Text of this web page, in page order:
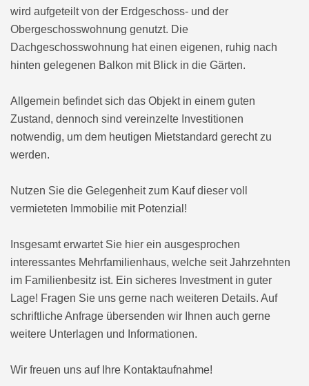
wird aufgeteilt von der Erdgeschoss- und der
Obergeschosswohnung genutzt. Die
Dachgeschosswohnung hat einen eigenen, ruhig nach
hinten gelegenen Balkon mit Blick in die Gärten.
Allgemein befindet sich das Objekt in einem guten
Zustand, dennoch sind vereinzelte Investitionen
notwendig, um dem heutigen Mietstandard gerecht zu
werden.
Nutzen Sie die Gelegenheit zum Kauf dieser voll
vermieteten Immobilie mit Potenzial!
Insgesamt erwartet Sie hier ein ausgesprochen
interessantes Mehrfamilienhaus, welche seit Jahrzehnten
im Familienbesitz ist. Ein sicheres Investment in guter
Lage! Fragen Sie uns gerne nach weiteren Details. Auf
schriftliche Anfrage übersenden wir Ihnen auch gerne
weitere Unterlagen und Informationen.
Wir freuen uns auf Ihre Kontaktaufnahme!